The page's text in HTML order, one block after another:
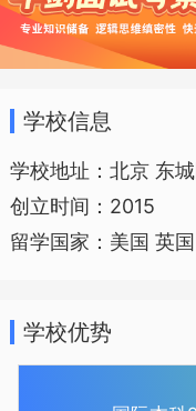
学、国际会计
资银行学、商务
商管理、人力资
SQA-AD3+2本
习，1年国外大
留学服务费，
风险低，国内
分得准备 2在
学校信息
学校地址：北京 东
创立时间：2015
留学国家：美国 英
学校优势